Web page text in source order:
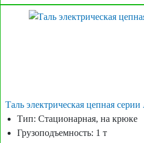
Таль электрическая цепная
Тип: Стационарная, на крюке
Грузоподъемность: 1 т